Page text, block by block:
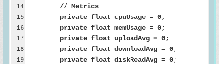
14
15
16
17
18
19
// Metrics
private float cpuUsage = 0;
private float memUsage = 0;
private float uploadAvg = 0;
private float downloadAvg = 0;
private float diskReadAvg = 0;